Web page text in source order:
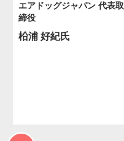
エアドッグジャパン 代表取
締役
柗浦 好紀氏